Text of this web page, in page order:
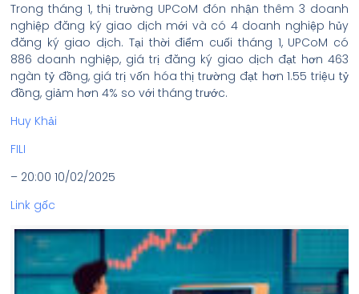
Trong tháng 1, thị trường UPCoM đón nhận thêm 3 doanh
nghiệp đăng ký giao dịch mới và có 4 doanh nghiệp hủy
đăng ký giao dịch. Tại thời điểm cuối tháng 1, UPCoM có
886 doanh nghiệp, giá trị đăng ký giao dịch đạt hơn 463
ngàn tỷ đồng, giá trị vốn hóa thị trường đạt hơn 1.55 triệu tỷ
đồng, giảm hơn 4% so với tháng trước.
Huy Khải
FILI
– 20:00 10/02/2025
Link gốc